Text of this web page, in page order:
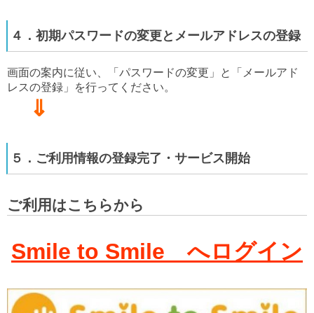
４．初期パスワードの変更とメールアドレスの登録
画面の案内に従い、「パスワードの変更」と「メールアド
レスの登録」を行ってください。
⇓
５．ご利用情報の登録完了・サービス開始
ご利用はこちらから
Smile to Smile へログイン